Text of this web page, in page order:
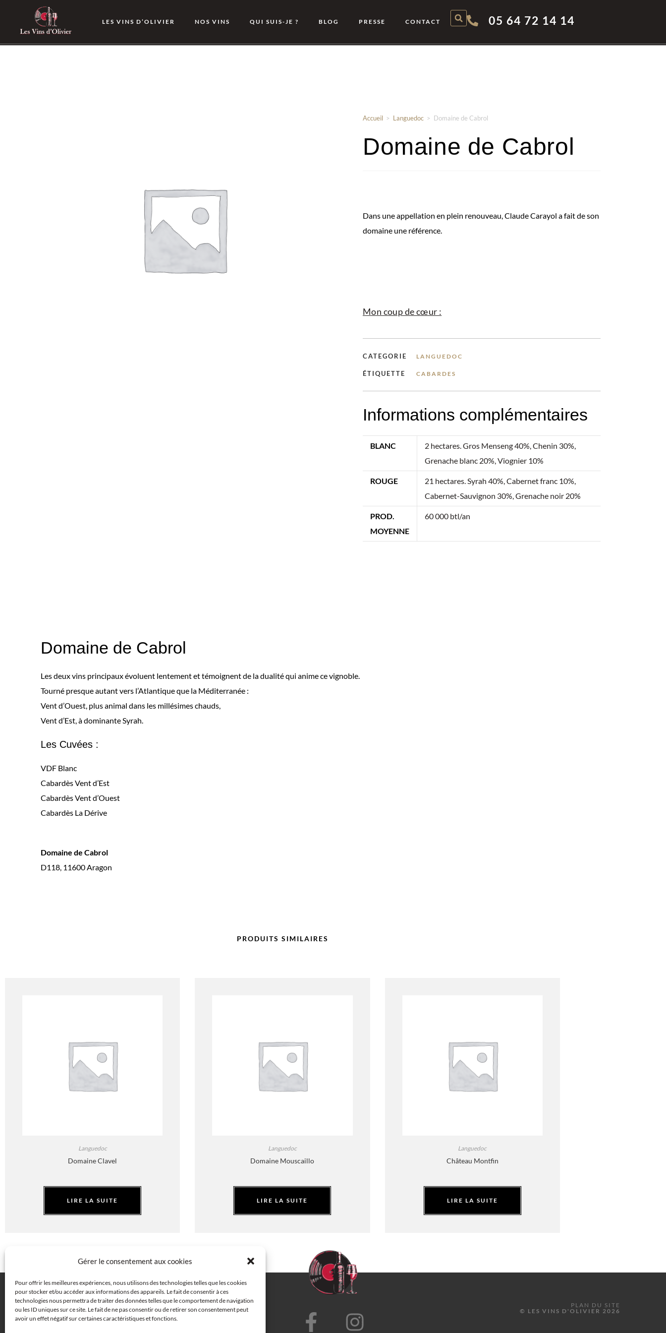
Gérer le consentement aux cookies
Pour offrir les meilleures expériences, nous utilisons des technologies telles que les cookies
pour stocker et/ou accéder aux informations des appareils. Le fait de consentir à ces
technologies nous permettra de traiter des données telles que le comportement de navigation
ou les ID uniques sur ce site. Le fait de ne pas consentir ou de retirer son consentement peut
avoir un effet négatif sur certaines caractéristiques et fonctions.
LES VINS D’OLIVIER NOS VINS QUI SUIS-JE ? BLOG PRESSE CONTACT 05 64 72 14 14
Accueil > Languedoc > Domaine de Cabrol
Domaine de Cabrol
Dans une appellation en plein renouveau, Claude Carayol a fait de son
domaine une référence.
Mon coup de cœur :
CATEGORIE LANGUEDOC
ÉTIQUETTE CABARDES
Informations complémentaires
BLANC
2 hectares. Gros Menseng 40%, Chenin 30%,
Grenache blanc 20%, Viognier 10%
ROUGE
21 hectares. Syrah 40%, Cabernet franc 10%,
Cabernet-Sauvignon 30%, Grenache noir 20%
PROD.
MOYENNE
60 000 btl/an
Domaine de Cabrol
Les deux vins principaux évoluent lentement et témoignent de la dualité qui anime ce vignoble.
Tourné presque autant vers l’Atlantique que la Méditerranée :
Vent d’Ouest, plus animal dans les millésimes chauds,
Vent d’Est, à dominante Syrah.
Les Cuvées :
VDF Blanc
Cabardès Vent d’Est
Cabardès Vent d’Ouest
Cabardès La Dérive
Domaine de Cabrol
D118, 11600 Aragon
PRODUITS SIMILAIRES
Languedoc
Domaine Clavel
LIRE LA SUITE
Languedoc
Domaine Mouscaillo
LIRE LA SUITE
Languedoc
Château Montfin
LIRE LA SUITE
FAQCENTRE JURIDIQUECOOKIES (UE)
PLAN DU SITE
© LES VINS D'OLIVIER 2026